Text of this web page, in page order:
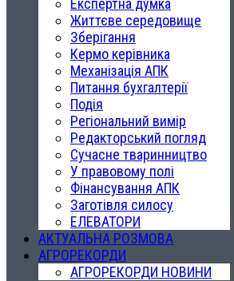
Експертна думка
Життєве середовище
Зберігання
Кермо керівника
Механізація АПК
Питання бухгалтерії
Подія
Регіональний вимір
Редакторський погляд
Сучасне тваринництво
У правовому полі
Фінансування АПК
Заготівля силосу
ЕЛЕВАТОРИ
АКТУАЛЬНА РОЗМОВА
АГРОРЕКОРДИ
АГРОРЕКОРДИ НОВИНИ